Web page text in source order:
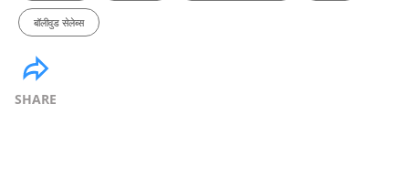
बॉलीवुड सेलेब्स
SHARE